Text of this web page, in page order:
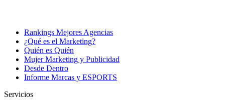
Rankings Mejores Agencias
¿Qué es el Marketing?
Quién es Quién
Mujer Marketing y Publicidad
Desde Dentro
Informe Marcas y ESPORTS
Servicios